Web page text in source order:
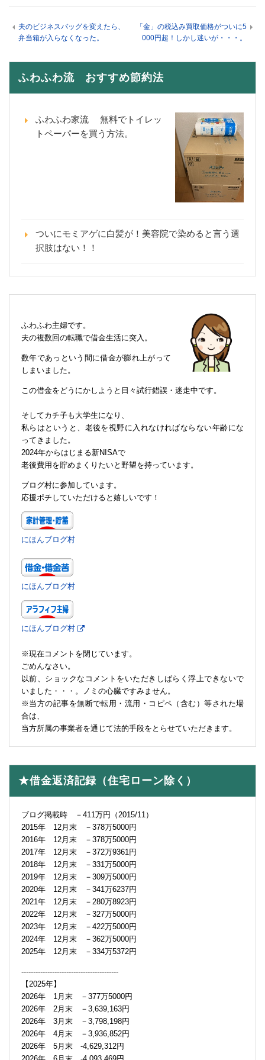
夫のビジネスバッグを変えたら、
弁当箱が入らなくなった。
「金」の税込み買取価格がついに5
000円超！しかし迷いが・・・。
ふわふわ流 おすすめ節約法
ふわふわ家流 無料でトイレッ
トペーパーを買う方法。
ついにモミアゲに白髪が！美容院で染めると言う選
択肢はない！！
ふわふわ主婦です。
夫の複数回の転職で借金生活に突入。
数年であっという間に借金が膨れ上がって
しまいました。
この借金をどうにかしようと日々試行錯誤・迷走中です。
そしてカチ子も大学生になり、
私らはというと、老後を視野に入れなければならない年齢にな
ってきました。
2024年からはじまる新NISAで
老後費用を貯めまくりたいと野望を持っています。
ブログ村に参加しています。
応援ポチしていただけると嬉しいです！
にほんブログ村
にほんブログ村
にほんブログ村
※現在コメントを閉じています。
ごめんなさい。
以前、ショックなコメントをいただきしばらく浮上できないで
いました・・・。ノミの心臓ですみません。
※当方の記事を無断で転用・流用・コピペ（含む）等された場
合は、
当方所属の事業者を通じて法的手段をとらせていただきます。
★借金返済記録（住宅ローン除く）
ブログ掲載時 －411万円（2015/11）
2015年 12月末 －378万5000円
2016年 12月末 －378万5000円
2017年 12月末 －372万9361円
2018年 12月末 －331万5000円
2019年 12月末 －309万5000円
2020年 12月末 －341万6237円
2021年 12月末 －280万8923円
2022年 12月末 －327万5000円
2023年 12月末 －422万5000円
2024年 12月末 －362万5000円
2025年 12月末 －334万5372円
-----------------------------------------
【2025年】
2026年 1月末 －377万5000円
2026年 2月末 －3,639,163円
2026年 3月末 －3,798,198円
2026年 4月末 －3,936,852円
2026年 5月末 -4,629,312円